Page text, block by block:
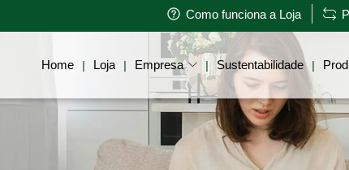
Como funciona a Loja
Home | Loja | Empresa | Sustentabilidade |